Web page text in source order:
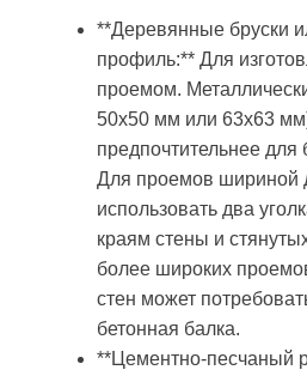
**Деревянные бруски
профиль:** Для
проемом.
50х50 мм или 63х63
предпочтительнее
Для проемов шириной
использовать два
краям стены и
более широких
стен может
бетонная балка.
**Цементно-песчаный